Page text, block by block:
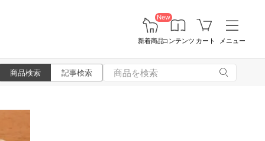
New
新着商品コンテンツ カート メニュー
商品検索 記事検索